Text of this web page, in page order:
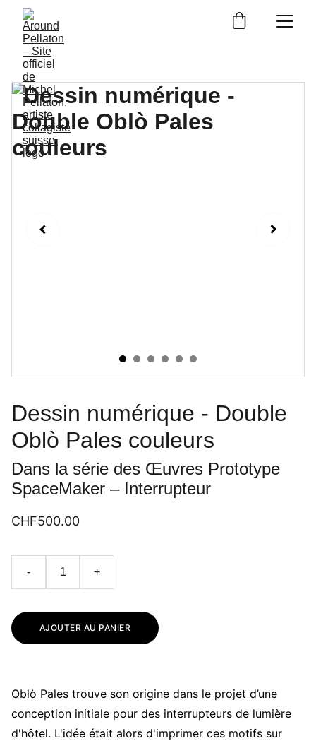
Dessin numérique - Double
Oblò Pales couleurs
Dans la série des Œuvres Prototype
SpaceMaker – Interrupteur
CHF500.00
- +
AJOUTER AU PANIER
Oblò Pales trouve son origine dans le projet d’une
conception initiale pour des interrupteurs de lumière
d'hôtel. L'idée était alors d'imprimer ces motifs sur